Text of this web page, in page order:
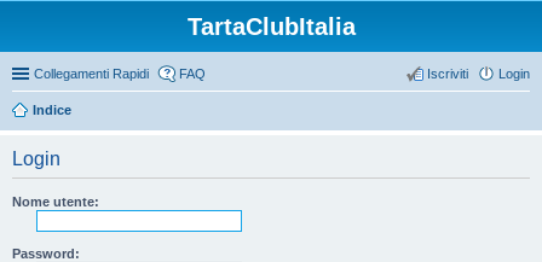
TartaClubItalia
Collegamenti Rapidi FAQ Login
Iscriviti
Indice
Login
Nome utente:
Password: